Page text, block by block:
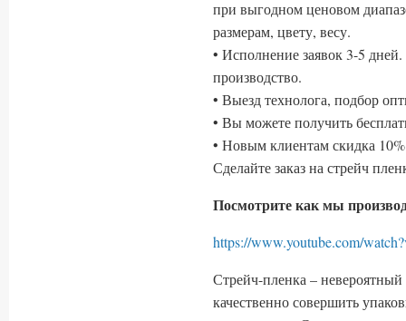
при выгодном ценовом
размерам, цвету, весу.
• Исполнение заявок 3-5
производство.
• Выезд технолога, подбор
• Вы можете получить
• Новым клиентам скидка 10%
Сделайте заказ на стрейч
Посмотрите как мы
https://www.youtube.com/
Стрейч-пленка –
качественно совершить